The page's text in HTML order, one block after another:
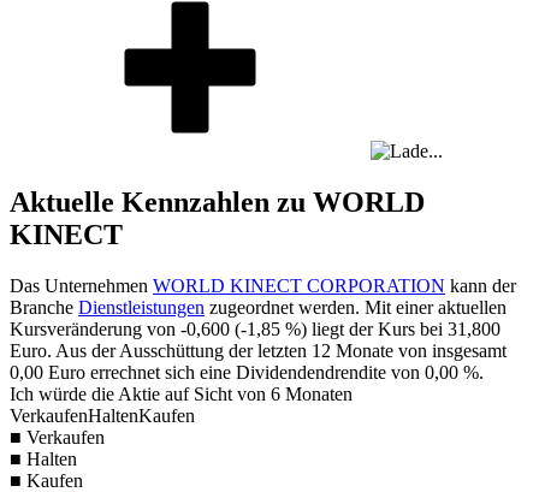
Aktuelle Kennzahlen zu WORLD
KINECT
Das Unternehmen WORLD KINECT CORPORATION kann der
Branche Dienstleistungen zugeordnet werden. Mit einer aktuellen
Kursveränderung von -0,600 (-1,85 %) liegt der Kurs bei 31,800
Euro. Aus der Ausschüttung der letzten 12 Monate von insgesamt
0,00 Euro errechnet sich eine Dividendendrendite von 0,00 %.
Ich würde die Aktie auf Sicht von 6 Monaten
VerkaufenHaltenKaufen
■ Verkaufen
■ Halten
■ Kaufen